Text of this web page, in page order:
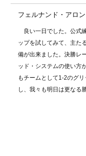
フェルナンド・アロ
良い一日でした。公式
ップを試してみて、主た
備が出来ました。決勝レ
ッド・システムの使い方
もチームとして1-2のグ
し、我々も明日は更なる